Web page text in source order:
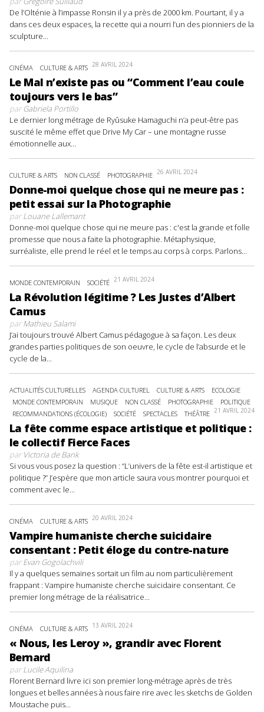
De l’Olténie à l’impasse Ronsin il y a près de 2000 km. Pourtant, il y a
dans ces deux espaces, la recette qui a nourri l’un des pionniers de la
sculpture...
CINÉMA CULTURE & ARTS 28 AVRIL 2024
Le Mal n’existe pas ou “Comment l’eau coule
toujours vers le bas”
parGabriela Portillo
Le dernier long métrage de Ryûsuke Hamaguchi n’a peut-être pas
suscité le même effet que Drive My Car – une montagne russe
émotionnelle aux...
CULTURE & ARTS NON CLASSÉ PHOTOGRAPHIE 26 AVRIL 2024
Donne-moi quelque chose qui ne meure pas :
petit essai sur la Photographie
parLouane Lallemant
Donne-moi quelque chose qui ne meure pas : c'est la grande et folle
promesse que nous a faite la photographie. Métaphysique,
surréaliste, elle prend le réel et le temps au corps à corps. Parlons...
MONDE CONTEMPORAIN SOCIÉTÉ 21 AVRIL 2024
La Révolution légitime ? Les Justes d’Albert
Camus
parMathieu Salami
J’ai toujours trouvé Albert Camus pédagogue à sa façon. Les deux
grandes parties politiques de son oeuvre, le cycle de l’absurde et le
cycle de la...
ACTUALITÉS CULTURELLES AGENDA CULTUREL CULTURE & ARTS
ECOLOGIE
MONDE CONTEMPORAIN
MUSIQUE NON CLASSÉ PHOTOGRAPHIE
POLITIQUE
RECOMMANDATIONS (ÉCOLOGIE)
SOCIÉTÉ SPECTACLES THÉÂTRE 21 AVRIL 2024
La fête comme espace artistique et politique :
le collectif Fierce Faces
parVictoria de Bank
Si vous vous posez la question : “L’univers de la fête est-il artistique et
politique ?” J’espère que mon article saura vous montrer pourquoi et
comment avec le...
CINÉMA CULTURE & ARTS 20 AVRIL 2024
Vampire humaniste cherche suicidaire
consentant : Petit éloge du contre-nature
parEvan Gogolachvili
Il y a quelques semaines sortait un film au nom particulièrement
frappant : Vampire humaniste cherche suicidaire consentant. Ce
premier long métrage de la réalisatrice...
CINÉMA CULTURE & ARTS 13 AVRIL 2024
« Nous, les Leroy », grandir avec Florent
Bernard
parLucile Aquilina
Florent Bernard livre ici son premier long-métrage après de très
longues et belles années à nous faire rire avec les sketchs de Golden
Moustache puis...